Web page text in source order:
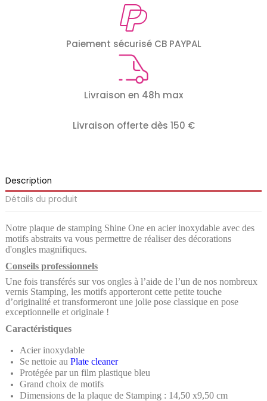
Paiement sécurisé CB PAYPAL
Livraison en 48h max
Livraison offerte dès 150 €
Description
Détails du produit
Notre plaque de stamping Shine One en acier inoxydable avec des
motifs abstraits va vous permettre de réaliser des décorations
d'ongles magnifiques.
Conseils professionnels
Une fois transférés sur vos ongles à l’aide de l’un de nos nombreux
vernis Stamping, les motifs apporteront cette petite touche
d’originalité et transformeront une jolie pose classique en pose
exceptionnelle et originale !
Caractéristiques
Acier inoxydable
Se nettoie au Plate cleaner
Protégée par un film plastique bleu
Grand choix de motifs
Dimensions de la plaque de Stamping : 14,50 x9,50 cm